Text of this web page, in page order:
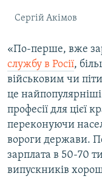
Сергій Акімов
«По-перше, вже
службу в Росії,
військовим чи
це
професії для цієї
переконуючи
вороги держави.
зарплата в 50-70
випускників